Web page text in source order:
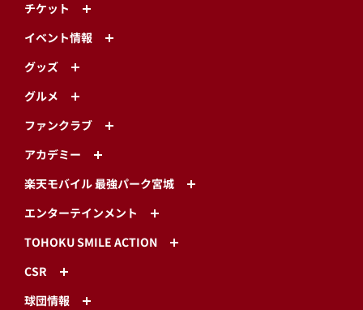
チケット
イベント情報
グッズ
グルメ
ファンクラブ
アカデミー
楽天モバイル 最強パーク宮城
エンターテインメント
TOHOKU SMILE ACTION
CSR
球団情報